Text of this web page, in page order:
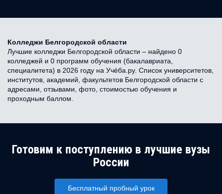
Колледжи Белгородской области
Лучшие колледжи Белгородской области – найдено 0
колледжей и 0 программ обучения (бакалавриата,
специалитета) в 2026 году на Учёба.ру. Список университетов,
институтов, академий, факультетов Белгородской области с
адресами, отзывами, фото, стоимостью обучения и
проходным баллом.
Готовим к поступлению в лучшие вузы
России
Бесплатный пробный урок